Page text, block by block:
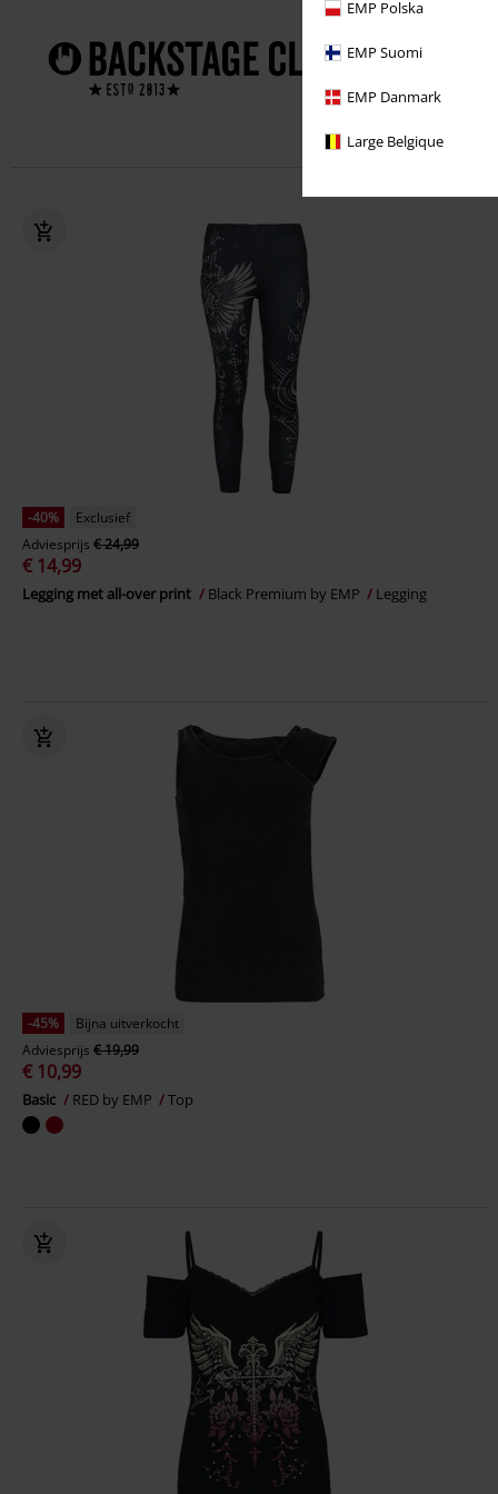
EMP Polska
EMP Suomi
EMP Danmark
Large Belgique
1 jaar
-40%
Exclusief
Adviesprijs € 24,99
€ 14,99
Legging met all-over print Black Premium by EMP Legging
-45%
Bijna uitverkocht
Adviesprijs € 19,99
€ 10,99
Basic RED by EMP Top